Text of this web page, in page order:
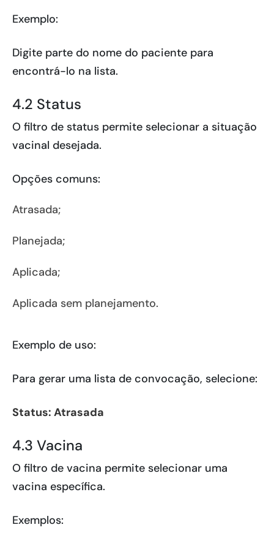
Exemplo:
Digite parte do nome do paciente para
encontrá-lo na lista.
4.2 Status
O filtro de status permite selecionar a situação
vacinal desejada.
Opções comuns:
Atrasada;
Planejada;
Aplicada;
Aplicada sem planejamento.
Exemplo de uso:
Para gerar uma lista de convocação, selecione:
Status: Atrasada
4.3 Vacina
O filtro de vacina permite selecionar uma
vacina específica.
Exemplos: